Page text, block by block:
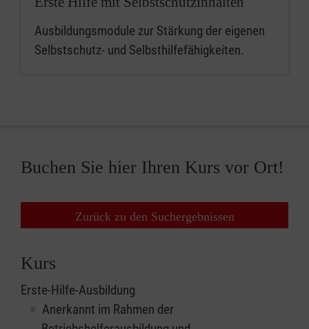
Ausbildungsmodule zur Stärkung der eigenen
Selbstschutz- und Selbsthilfefähigkeiten.
Buchen Sie hier Ihren Kurs vor Ort!
Zurück zu den Suchergebnissen
Kurs
Erste-Hilfe-Ausbildung
Anerkannt im Rahmen der